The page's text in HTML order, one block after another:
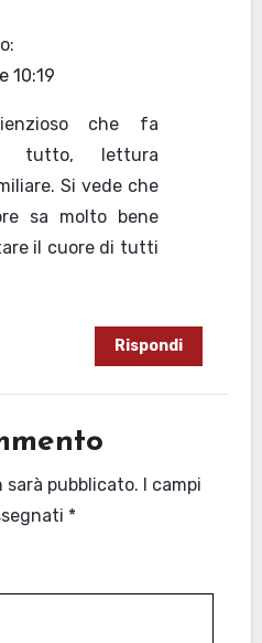
10:19
che fa
tutto, lettura
Si vede che
sa molto bene
il cuore di tutti
Rispondi
sarà pubblicato. I campi
*